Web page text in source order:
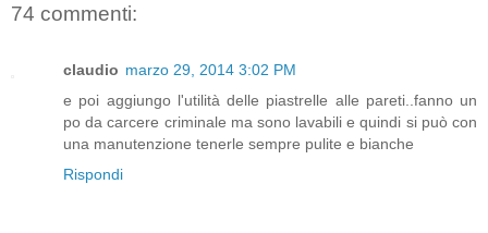
74 commenti:
claudio marzo 29, 2014 3:02 PM
e poi aggiungo l'utilità delle piastrelle alle pareti..fanno un
po da carcere criminale ma sono lavabili e quindi si può con
una manutenzione tenerle sempre pulite e bianche
Rispondi